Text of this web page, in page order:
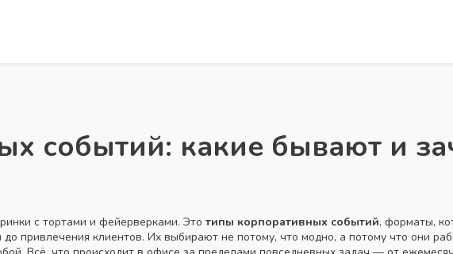
событий: какие бывают и
с тортами и фейерверками. Это типы корпоративных событий, форматы,
привлечения клиентов. Их выбирают не потому, что модно, а потому что они